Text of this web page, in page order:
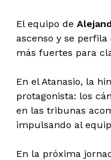
El equipo de
ascenso y se
más fuertes para
En el Atanasio, la
protagonista: los
en las tribunas
impulsando al
En la próxima